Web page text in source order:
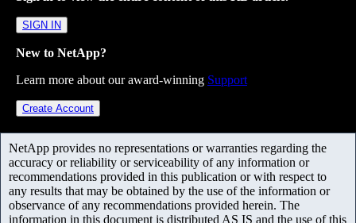
SIGN IN
New to NetApp?
Learn more about our award-winning Support
Create Account
NetApp provides no representations or warranties regarding the
accuracy or reliability or serviceability of any information or
recommendations provided in this publication or with respect to
any results that may be obtained by the use of the information or
observance of any recommendations provided herein. The
information in this document is distributed AS IS and the use of this